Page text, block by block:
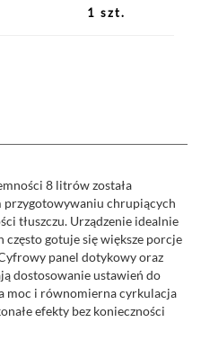
1 szt.
8 litrów została
przygotowywaniu chrupiących
tłuszczu. Urządzenie idealnie
gotuje się większe porcje
panel dotykowy oraz
dostosowanie ustawień do
moc i równomierna cyrkulacja
efekty bez konieczności